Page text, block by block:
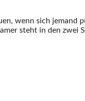
wenn sich jemand
steht in den zwei